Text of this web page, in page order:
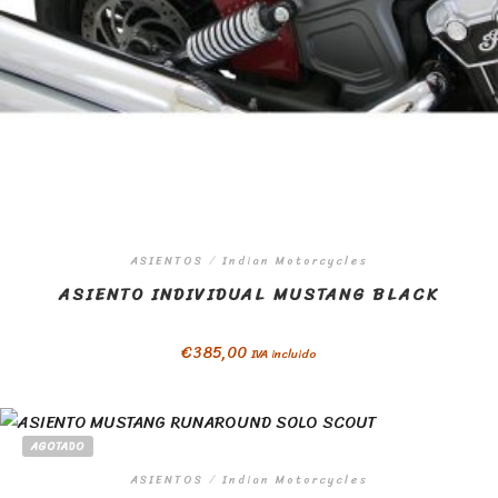
ASIENTOS / Indian Motorcycles
ASIENTO INDIVIDUAL MUSTANG BLACK
€385,00 IVA incluido
AGOTADO
ASIENTOS / Indian Motorcycles